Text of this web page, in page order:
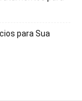
para Sua